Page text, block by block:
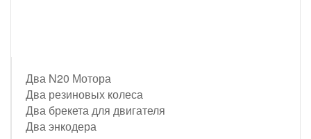
Два N20 Мотора
Два резиновых колеса
Два брекета для двигателя
Два энкодера